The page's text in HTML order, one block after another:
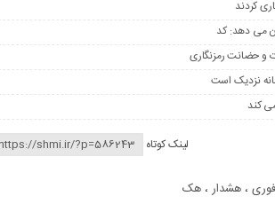
می دهد: کد
لینک کوتاه
فوری ،هشدار ،هک